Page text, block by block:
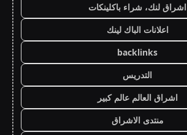
اشراق لنك، شراء باكلينكات
اعلانات الباك لينك
backlinks
التدريس
اشراق العالم عالم كبير
منتدى الاشراق